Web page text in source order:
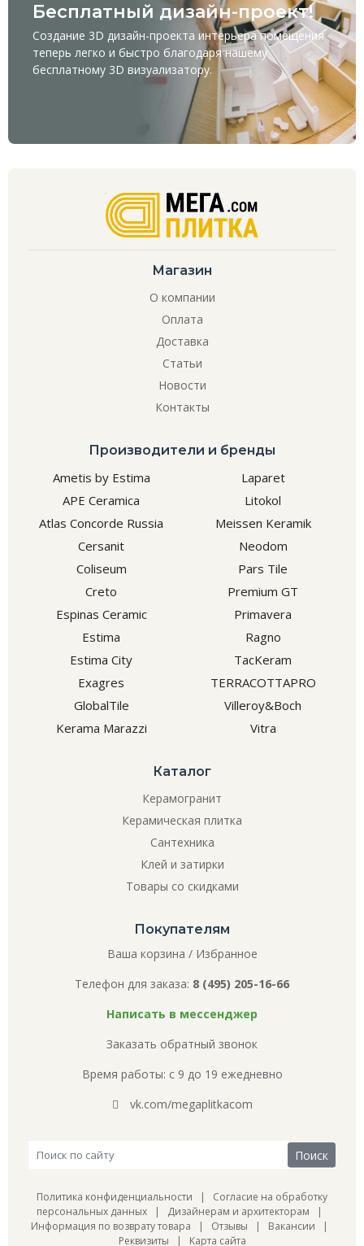
Бесплатный дизайн-проект!
Создание 3D дизайн-проекта интерьера помещения
теперь легко и быстро благодаря нашему
бесплатному 3D визуализатору.
Магазин
О компании
Оплата
Доставка
Статьи
Новости
Контакты
Производители и бренды
Ametis by Estima
APE Ceramica
Atlas Concorde Russia
Cersanit
Coliseum
Creto
Espinas Ceramic
Estima
Estima City
Exagres
GlobalTile
Kerama Marazzi
Laparet
Litokol
Meissen Keramik
Neodom
Pars Tile
Premium GT
Primavera
Ragno
TacKeram
TERRACOTTAPRO
Villeroy&Boch
Vitra
Каталог
Керамогранит
Керамическая плитка
Сантехника
Клей и затирки
Товары со скидками
Покупателям
Ваша корзина / Избранное
Телефон для заказа: 8 (495) 205-16-66
Написать в мессенджер
Заказать обратный звонок
Время работы: с 9 до 19 ежедневно
vk.com/megaplitkacom
Политика конфиденциальности | Согласие на обработку
персональных данных | Дизайнерам и архитекторам |
Информация по возврату товара | Отзывы | Вакансии |
Реквизиты | Карта сайта